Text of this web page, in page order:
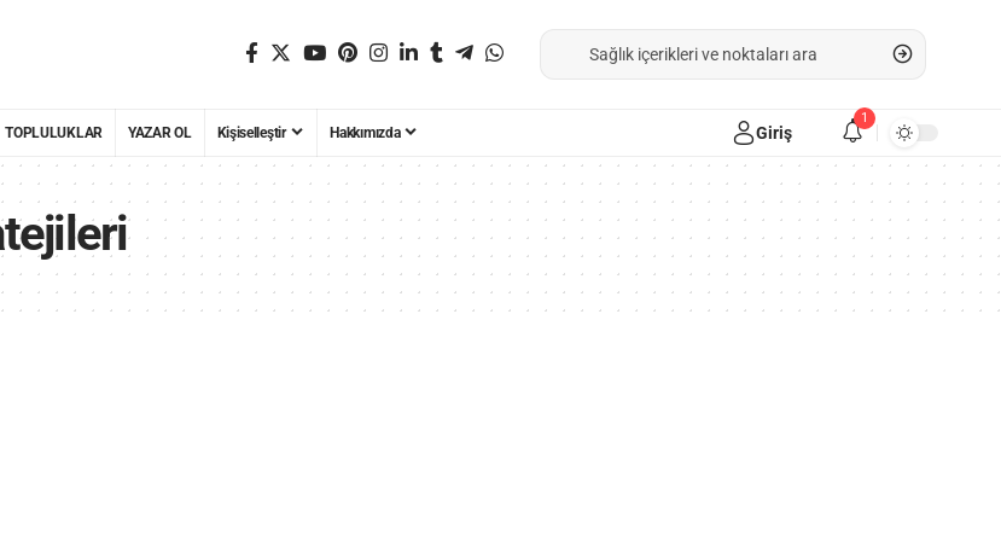
TOPLULUKLAR YAZAR OL Kişiselleştir Hakkımızda Giriş
1